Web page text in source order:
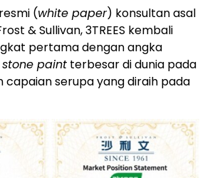
(white paper) konsultan asal
& Sullivan, 3TREES kembali
pertama dengan angka
stone paint terbesar di dunia pada
capaian serupa yang diraih pada